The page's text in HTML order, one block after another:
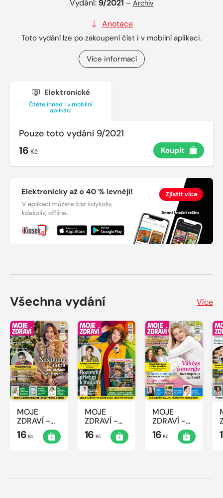
Vydání: 9/2021 – Archiv
Anotace
Toto vydání lze po zakoupení číst i v mobilní aplikaci.
Více informací
Elektronické
Čtěte ihned i v mobilní
aplikaci
Pouze toto vydání 9/2021
16 Kč Koupit
Všechna vydání Více
MOJE
ZDRAVÍ -
12/2022
16 Kč
MOJE
ZDRAVÍ -
11/2022
16 Kč
MOJE
ZDRAVÍ -
10/2022
16 Kč